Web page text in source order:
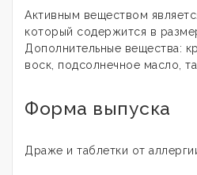
Активным веществом
который содержится в
Дополнительные вещества:
воск, подсолнечное масло,
Форма выпуска
Драже и таблетки от